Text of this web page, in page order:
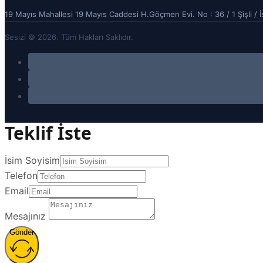
19 Mayıs Mahallesi 19 Mayıs Caddesi H.Göçmen Evi. No : 36 / 1 Şişli /
Sesizi © 2026. Tüm Hakları Saklıdır.
Teklif İste
İsim Soyisim
Telefon
Email
Mesajınız
Gönder